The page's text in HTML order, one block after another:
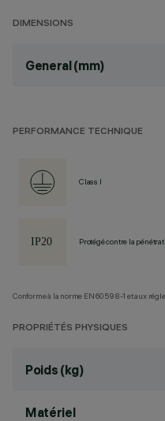
DIMENSIONS
General (mm)
PERFORMANCE TECHNIQUE
Class I
Protégé contre la
Conforme à la norme EN60598-1 et aux
PROPRIÉTÉS PHYSIQUES
Poids (kg)
Matériel